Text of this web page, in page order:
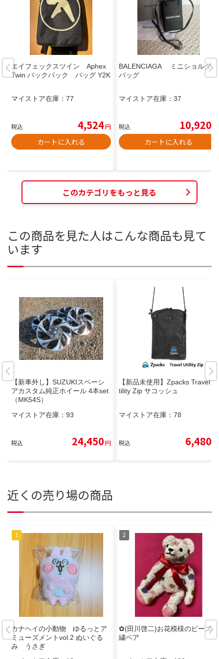
エイフェックスツイン Aphex
Twin バックパック バッグ Y2K
マイストア在庫： 77
税込 4,524円
カートに入れる
BALENCIAGA ミニショルダー
バッグ
マイストア在庫： 37
税込 10,920
カートに入れる
このカテゴリをもっと見る
この商品を見た人はこんな商品も見て
います
【新車外し】SUZUKIスペーシ
アカスタム純正ホイール 4本set
（MK54S）
マイストア在庫： 93
税込 24,450円
【新品未使用】Zpacks Travel U
tility Zip サコッシュ
マイストア在庫： 78
税込 6,480
近くの売り場の商品
カナヘイの小動物 ゆるっとア
ミューズメントvol.2 ぬいぐる
み うさぎ
✿(田川啓二)お花模様のビーズ刺
繍ベア